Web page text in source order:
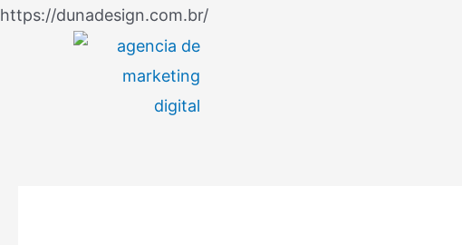
https://dunadesign.com.br/Ir
Navegação